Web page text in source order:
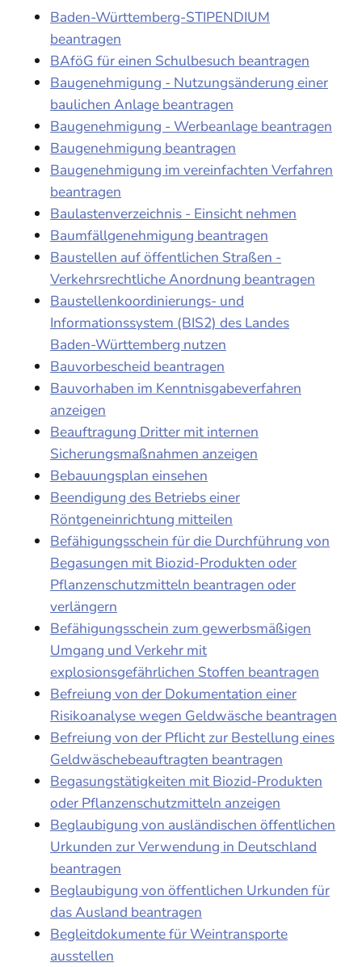
Baden-Württemberg-STIPENDIUM
beantragen
BAföG für einen Schulbesuch beantragen
Baugenehmigung - Nutzungsänderung einer
baulichen Anlage beantragen
Baugenehmigung - Werbeanlage beantragen
Baugenehmigung beantragen
Baugenehmigung im vereinfachten Verfahren
beantragen
Baulastenverzeichnis - Einsicht nehmen
Baumfällgenehmigung beantragen
Baustellen auf öffentlichen Straßen -
Verkehrsrechtliche Anordnung beantragen
Baustellenkoordinierungs- und
Informationssystem (BIS2) des Landes
Baden-Württemberg nutzen
Bauvorbescheid beantragen
Bauvorhaben im Kenntnisgabeverfahren
anzeigen
Beauftragung Dritter mit internen
Sicherungsmaßnahmen anzeigen
Bebauungsplan einsehen
Beendigung des Betriebs einer
Röntgeneinrichtung mitteilen
Befähigungsschein für die Durchführung von
Begasungen mit Biozid-Produkten oder
Pflanzenschutzmitteln beantragen oder
verlängern
Befähigungsschein zum gewerbsmäßigen
Umgang und Verkehr mit
explosionsgefährlichen Stoffen beantragen
Befreiung von der Dokumentation einer
Risikoanalyse wegen Geldwäsche beantragen
Befreiung von der Pflicht zur Bestellung eines
Geldwäschebeauftragten beantragen
Begasungstätigkeiten mit Biozid-Produkten
oder Pflanzenschutzmitteln anzeigen
Beglaubigung von ausländischen öffentlichen
Urkunden zur Verwendung in Deutschland
beantragen
Beglaubigung von öffentlichen Urkunden für
das Ausland beantragen
Begleitdokumente für Weintransporte
ausstellen